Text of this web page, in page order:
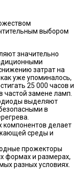
выбором
значительно
затрат на
как уже упоминалось,
25 000 часов и
частой замене ламп.
выделяют
в
компонентов делает
среды и
прожекторы
формах и размерах,
разных условиях.